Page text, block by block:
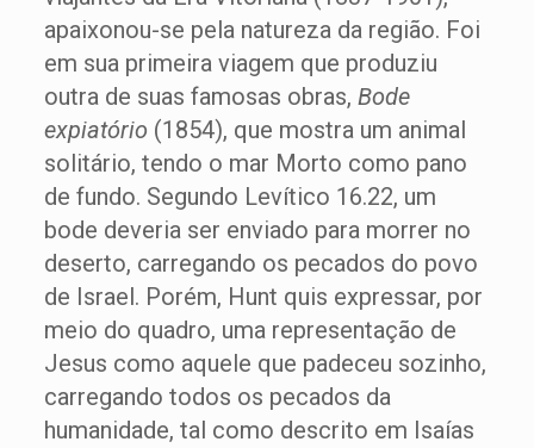
apaixonou-se pela natureza da região. Foi
em sua primeira viagem que produziu
outra de suas famosas obras, Bode
expiatório (1854), que mostra um animal
solitário, tendo o mar Morto como pano
de fundo. Segundo Levítico 16.22, um
bode deveria ser enviado para morrer no
deserto, carregando os pecados do povo
de Israel. Porém, Hunt quis expressar, por
meio do quadro, uma representação de
Jesus como aquele que padeceu sozinho,
carregando todos os pecados da
humanidade, tal como descrito em Isaías